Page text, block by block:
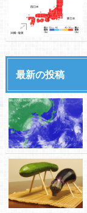
最新の投稿